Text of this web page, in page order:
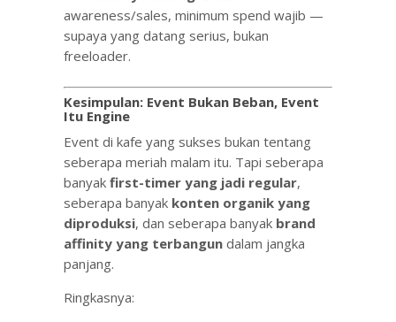
awareness/sales, minimum spend wajib —
supaya yang datang serius, bukan
freeloader.
Kesimpulan: Event Bukan Beban, Event
Itu Engine
Event di kafe yang sukses bukan tentang
seberapa meriah malam itu. Tapi seberapa
banyak first-timer yang jadi regular,
seberapa banyak konten organik yang
diproduksi, dan seberapa banyak brand
affinity yang terbangundalam jangka
panjang.
Ringkasnya: